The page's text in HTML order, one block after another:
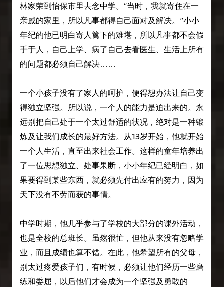
林家荣到怡保市里去念中学。“当时，我就寄住在一
亲戚的家里，所以凡事都得自己面对及解决。”小小
年纪的他已明白寄人篱下的难堪，所以凡事都不会假
手于人，自己上学、病了自己去看医生、生活上所有
的问题都必须自己解决……
一个小孩子没有了家人的呵护，便得想办法让自己变
得独立坚强。所以说，一个人的能力是迫出来的。永
远别把自己处于一个太过舒适的状况，绝对是一种锻
炼及让我们成长的最好方法。从13岁开始，他就开始
一个人生活，直至出来社会工作。这样的童年培养出
了一位思想独立、处事果断，小小年纪已经明白，如
果要得到某些东西，就必须先付出应有的努力，因为
天下没有不劳而获的事情。
中学时期，他几乎参与了学校的大部分的课外活动，
也是全校的总班长。虽然很忙，但他从来没有忽略学
业，而且成绩也算不错。在此，他希望所有的父母，
别太过疼爱孩子们，有时候，必须让他们经历一些磨
练和委屈，以后他们才会成为一个坚强及勇敢的